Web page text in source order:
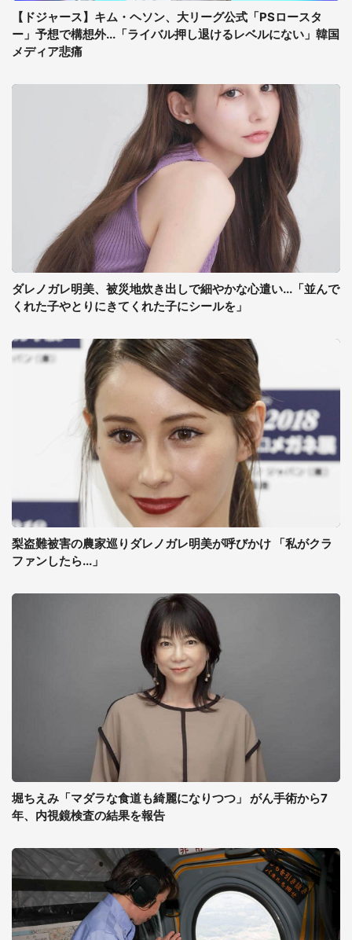
【ドジャース】キム・ヘソン、大リーグ公式「PSロースタ
ー」予想で構想外...「ライバル押し退けるレベルにない」韓国
メディア悲痛
ダレノガレ明美、被災地炊き出しで細やかな心遣い...「並んで
くれた子やとりにきてくれた子にシールを」
梨盗難被害の農家巡りダレノガレ明美が呼びかけ 「私がクラ
ファンしたら...」
堀ちえみ「マダラな食道も綺麗になりつつ」 がん手術から7
年、内視鏡検査の結果を報告